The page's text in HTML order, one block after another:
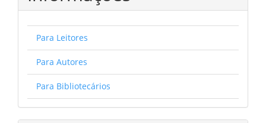
Para Leitores
Para Autores
Para Bibliotecários